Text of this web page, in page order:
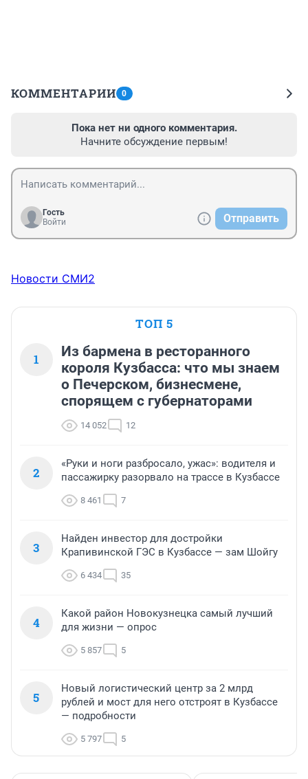
КОММЕНТАРИИ 0
Пока нет ни одного комментария.
Начните обсуждение первым!
Гость
Войти
Отправить
Новости СМИ2
ТОП 5
1
Из бармена в ресторанного
короля Кузбасса: что мы знаем
о Печерском, бизнесмене,
спорящем с губернаторами
14 052 12
2
«Руки и ноги разбросало, ужас»: водителя и
пассажирку разорвало на трассе в Кузбассе
8 461 7
3
Найден инвестор для достройки
Крапивинской ГЭС в Кузбассе — зам Шойгу
6 434 35
4
Какой район Новокузнецка самый лучший
для жизни — опрос
5 857 5
5
Новый логистический центр за 2 млрд
рублей и мост для него отстроят в Кузбассе
— подробности
5 797 5